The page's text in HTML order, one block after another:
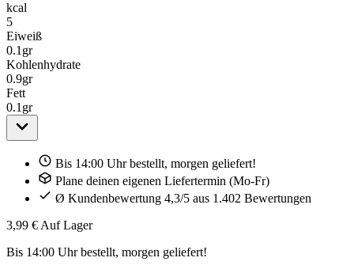
kcal
5
Eiweiß
0.1 gr
Kohlenhydrate
0.9gr
Fett
0.1 gr
Bis 14:00 Uhr bestellt, morgen geliefert!
Plane deinen eigenen Liefertermin (Mo-Fr)
Ø Kundenbewertung 4,3/5 aus 1.402 Bewertungen
3,99 € Auf Lager
Bis 14:00 Uhr bestellt, morgen geliefert!